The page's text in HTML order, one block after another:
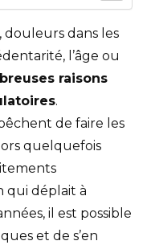
douleurs dans les
l’âge ou
raisons
.
de faire les
quelquefois
qui déplait à
il est possible
et de s’en